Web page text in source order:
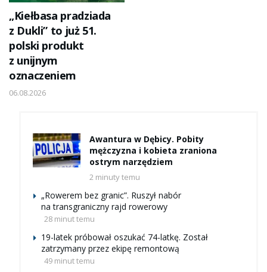
„Kiełbasa pradziada
z Dukli” to już 51.
polski produkt
z unijnym
oznaczeniem
06.08.2026
Awantura w Dębicy. Pobity
mężczyzna i kobieta zraniona
ostrym narzędziem
2 minuty temu
„Rowerem bez granic”. Ruszył nabór
na transgraniczny rajd rowerowy
28 minut temu
19-latek próbował oszukać 74-latkę. Został
zatrzymany przez ekipę remontową
49 minut temu